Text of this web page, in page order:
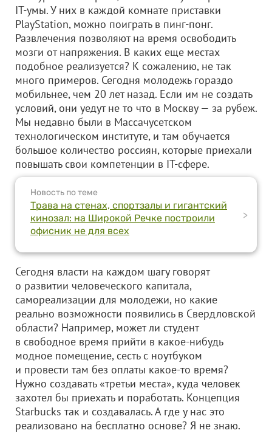
IT-умы. У них в каждой комнате приставки
PlayStation, можно поиграть в пинг-понг.
Развлечения позволяют на время освободить
мозги от напряжения. В каких еще местах
подобное реализуется? К сожалению, не так
много примеров. Сегодня молодежь гораздо
мобильнее, чем 20 лет назад. Если им не создать
условий, они уедут не то что в Москву — за рубеж.
Мы недавно были в Массачусетском
технологическом институте, и там обучается
большое количество россиян, которые приехали
повышать свои компетенции в IT-сфере.
Новость по теме
Трава на стенах, спортзалы и гигантский
кинозал: на Широкой Речке построили
офисник не для всех
>
Сегодня власти на каждом шагу говорят
о развитии человеческого капитала,
самореализации для молодежи, но какие
реально возможности появились в Свердловской
области? Например, может ли студент
в свободное время прийти в какое-нибудь
модное помещение, сесть с ноутбуком
и провести там без оплаты какое-то время?
Нужно создавать «третьи места», куда человек
захотел бы приехать и поработать. Концепция
Starbucks так и создавалась. А где у нас это
реализовано на бесплатно основе? Я не знаю.